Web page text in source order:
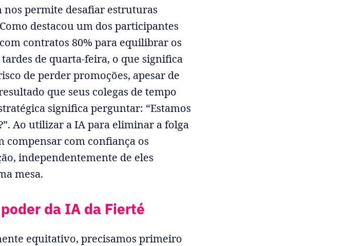
nos permite desafiar estruturas
destacou um dos participantes
contratos 80% para equilibrar os
de quarta-feira, o que significa
de perder promoções, apesar de
que seus colegas de tempo
significa perguntar: “Estamos
Ao utilizar a IA para eliminar a folga
compensar com confiança os
independentemente de eles
mesa.
da IA da Fierté
equitativo, precisamos primeiro